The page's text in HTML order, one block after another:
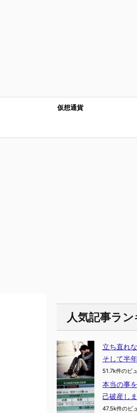
仮想通貨
人気記事ラ
立ち直れ
そして半
51.7k件のビ
本当の事
己破産しま
47.5k件のビ